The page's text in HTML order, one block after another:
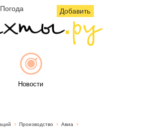
Погода Добавить
Новости
Производство Авиа